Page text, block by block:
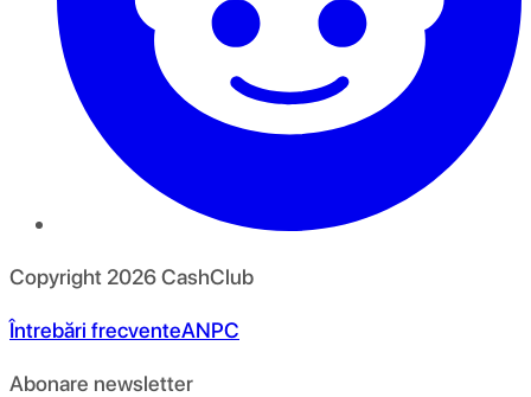
Copyright 2026CashClub
Întrebări frecventeANPC
Abonare newsletter